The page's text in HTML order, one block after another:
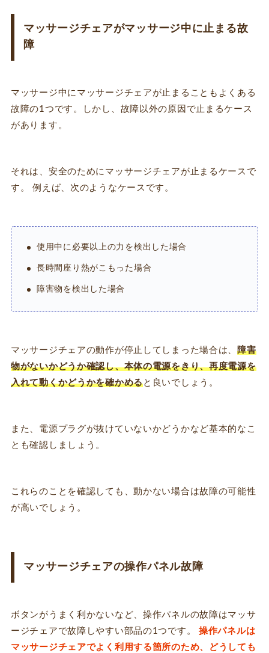
マッサージチェアがマッサージ中に止まる故
障
マッサージ中にマッサージチェアが止まることもよくある
故障の1つです。しかし、故障以外の原因で止まるケース
があります。
それは、安全のためにマッサージチェアが止まるケースで
す。 例えば、次のようなケースです。
使用中に必要以上の力を検出した場合
長時間座り熱がこもった場合
障害物を検出した場合
マッサージチェアの動作が停止してしまった場合は、障害
物がないかどうか確認し、本体の電源をきり、再度電源を
入れて動くかどうかを確かめると良いでしょう。
また、電源プラグが抜けていないかどうかなど基本的なこ
とも確認しましょう。
これらのことを確認しても、動かない場合は故障の可能性
が高いでしょう。
マッサージチェアの操作パネル故障
ボタンがうまく利かないなど、操作パネルの故障はマッサ
ージチェアで故障しやすい部品の1つです。操作パネルは
マッサージチェアでよく利用する箇所のため、どうしても